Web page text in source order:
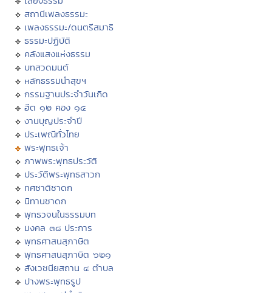
สถานีเพลงธรรมะ
เพลงธรรมะ/ดนตรีสมาธิ
ธรรมะปฏิบัติ
คลังแสงแห่งธรรม
บทสวดมนต์
หลักธรรมนำสุขฯ
กรรมฐานประจำวันเกิด
ฮีต ๑๒ คอง ๑๔
งานบุญประจำปี
ประเพณีทั่วไทย
พระพุทธเจ้า
ภาพพระพุทธประวัติ
ประวัติพระพุทธสาวก
ทศชาติชาดก
นิทานชาดก
พุทธวจนในธรรมบท
มงคล ๓๘ ประการ
พุทธศาสนสุภาษิต
พุทธศาสนสุภาษิต ๖๒๑
สังเวชนียสถาน ๔ ตำบล
ปางพระพุทธรูป